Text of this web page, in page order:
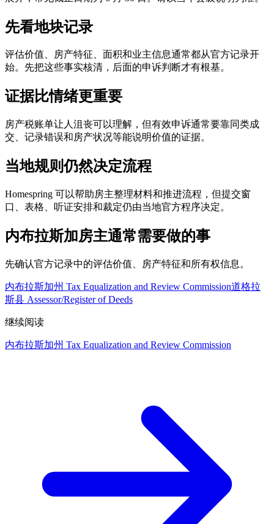
先看地块记录
评估价值、房产特征、面积和业主信息通常都从官方记录开
始。先把这些事实核清，后面的申诉判断才有根基。
证据比情绪更重要
房产税账单让人沮丧可以理解，但有效申诉通常要靠同类成
交、记录错误和房产状况等能说明价值的证据。
当地规则仍然决定流程
Homespring 可以帮助房主整理材料和推进流程，但提交窗
口、表格、听证安排和裁定仍由当地官方程序决定。
内布拉斯加房主通常需要做的事
先确认官方记录中的评估价值、房产特征和所有权信息。
内布拉斯加州 Tax Equalization and Review Commission道格拉
斯县 Assessor/Register of Deeds
继续阅读
内布拉斯加州 Tax Equalization and Review Commission